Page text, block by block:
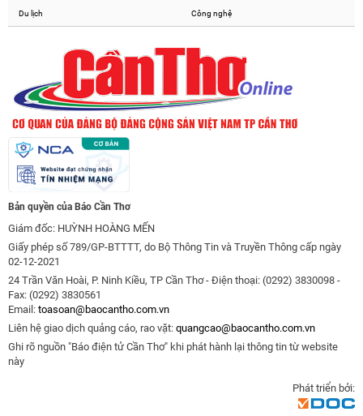
Du lịch Công nghệ
Bản quyền của Báo Cần Thơ
Giám đốc: HUỲNH HOÀNG MẾN
Giấy phép số 789/GP-BTTTT, do Bộ Thông Tin và Truyền Thông cấp ngày
02-12-2021
24 Trần Văn Hoài, P. Ninh Kiều, TP Cần Thơ - Điện thoại: (0292) 3830098 -
Fax: (0292) 3830561
Email: toasoan@baocantho.com.vn
Liên hệ giao dịch quảng cáo, rao vặt: quangcao@baocantho.com.vn
Ghi rõ nguồn "Báo điện tử Cần Thơ" khi phát hành lại thông tin từ website
này
Phát triển bởi: